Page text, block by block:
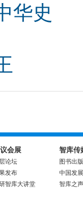
华史
会展
论坛
发布
智库大讲堂
智库传
图书出版
中国发
智库之声